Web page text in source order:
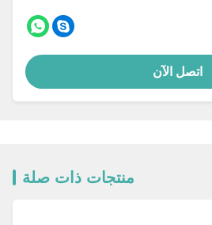
اتصل الآن
منتجات ذات صلة